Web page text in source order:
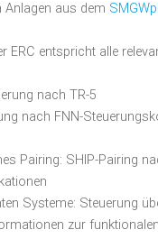
Anlagen aus dem
ERC entspricht alle
nach TR-5
nach FNN-
Pairing: SHIP-Pairing
Systeme: Steuerung
zur funktionalen